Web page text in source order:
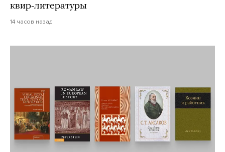
квир-литературы
14 часов назад